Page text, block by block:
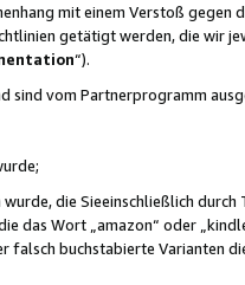
mit einem Verstoß gegen
getätigt werden, die wir
“).
sind vom Partnerprogramm
die Sieeinschließlich durch
das Wort „amazon“ oder
buchstabierte Varianten